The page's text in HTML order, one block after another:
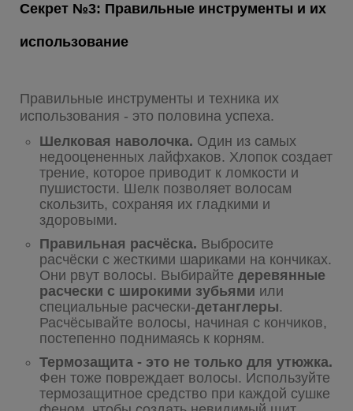
Секрет №3: Правильные инструменты и их
использование
Правильные инструменты и техника их
использования - это половина успеха.
Шелковая наволочка. Один из самых
недооцененных лайфхаков. Хлопок создает
трение, которое приводит к ломкости и
пушистости. Шелк позволяет волосам
скользить, сохраняя их гладкими и
здоровыми.
Правильная расчёска. Выбросите
расчёски с жесткими шариками на кончиках.
Они рвут волосы. Выбирайте деревянные
расчески с широкими зубьями или
специальные расчески-детанглеры.
Расчёсывайте волосы, начиная с кончиков,
постепенно поднимаясь к корням.
Термозащита - это не только для утюжка.
Фен тоже повреждает волосы. Используйте
термозащитное средство при каждой сушке